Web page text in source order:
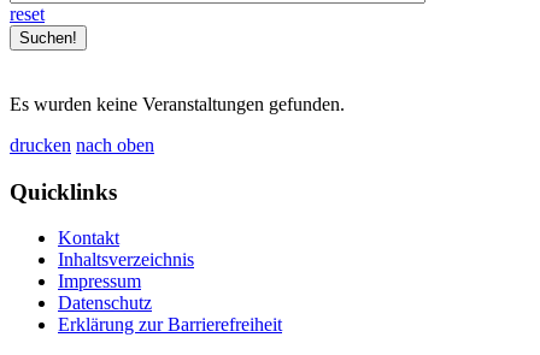
reset
Es wurden keine Veranstaltungen gefunden.
drucken nach oben
Quicklinks
Kontakt
Inhaltsverzeichnis
Impressum
Datenschutz
Erklärung zur Barrierefreiheit